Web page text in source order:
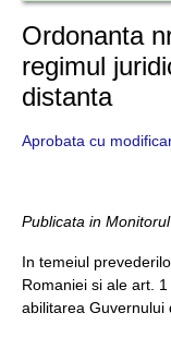
Ordonanta
regimul
distanta
Aprobata cu
Publicata in
In temeiul
Romaniei si ale art.
abilitarea Guvernului